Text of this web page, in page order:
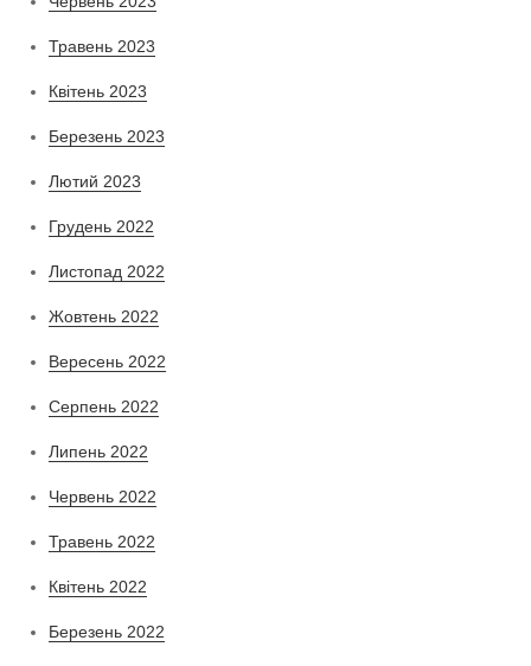
Травень 2023
Квітень 2023
Березень 2023
Лютий 2023
Грудень 2022
Листопад 2022
Жовтень 2022
Вересень 2022
Серпень 2022
Липень 2022
Червень 2022
Травень 2022
Квітень 2022
Березень 2022